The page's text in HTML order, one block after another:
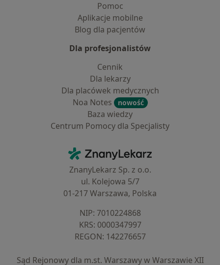
Pomoc
Aplikacje mobilne
Blog dla pacjentów
Dla profesjonalistów
Cennik
Dla lekarzy
Dla placówek medycznych
Noa Notes
nowość
Baza wiedzy
Centrum Pomocy dla Specjalisty
ZnanyLekarz - Strona główna
ZnanyLekarz Sp. z o.o.
ul. Kolejowa 5/7
01-217 Warszawa, Polska
NIP: ⁠7010224868
KRS: ⁠0000347997
REGON: ⁠142276657
Sąd Rejonowy dla m.st. Warszawy w Warszawie XII